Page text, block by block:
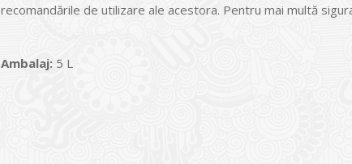
recomandările de utilizare ale acestora. Pentru mai multă
Ambalaj: 5 L